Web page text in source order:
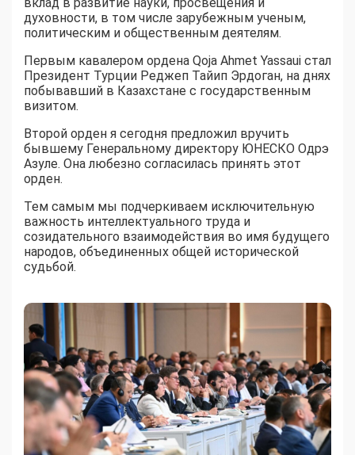
духовности, в том числе зарубежным ученым,
политическим и общественным деятелям.
Первым кавалером ордена Qoja Ahmet Yassaui стал
Президент Турции Реджеп Тайип Эрдоган, на днях
побывавший в Казахстане с государственным
визитом.
Второй орден я сегодня предложил вручить
бывшему Генеральному директору ЮНЕСКО Одрэ
Азуле. Она любезно согласилась принять этот
орден.
Тем самым мы подчеркиваем исключительную
важность интеллектуального труда и
созидательного взаимодействия во имя будущего
народов, объединенных общей исторической
судьбой.